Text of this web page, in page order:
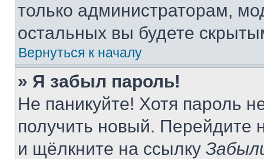
только администраторам,
остальных вы будете
Вернуться к началу
» Я забыл пароль!
Не паникуйте! Хотя пароль
получить новый. Перейдите
и щёлкните на ссылку